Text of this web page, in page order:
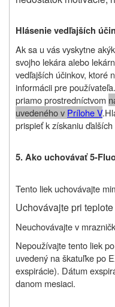
Hlásenie vedľajších
Ak sa u vás vyskytne
svojho lekára alebo
vedľajších účinkov, ktoré
informácii pre
priamo prostredníctvom
uvedeného v Prílohe V.
prispieť k získaniu
5. Ako uchovávať 5-
Tento liek uchovávajte
Uchovávajte pri
Neuchovávajte v
Nepoužívajte tento liek
uvedený na škatuľke po
exspirácie). Dátum
danom mesiaci.